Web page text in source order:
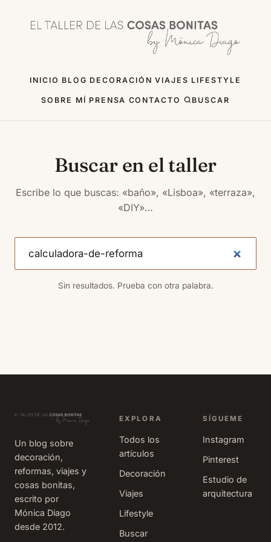
INICIO BLOG DECORACIÓN VIAJES LIFESTYLE
SOBRE MÍ PRENSA CONTACTO BUSCAR
Buscar en el taller
Escribe lo que buscas: «baño», «Lisboa», «terraza»,
«DIY»…
Sin resultados. Prueba con otra palabra.
Un blog sobre
decoración,
reformas, viajes y
cosas bonitas,
escrito por
Mónica Diago
desde 2012.
EXPLORA
Todos los
artículos
Decoración
Viajes
Lifestyle
Buscar
SÍGUEME
Instagram
Pinterest
Estudio de
arquitectura